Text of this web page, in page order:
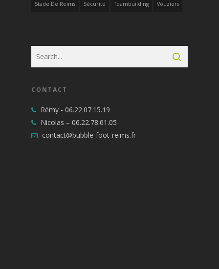
Stade De Reims Sécurité Teambuilding Vouziers
CONTACT
Rémy - 06.22.07.15.19
Nicolas – 06.22.78.61.05
contact@bubble-foot-reims.fr